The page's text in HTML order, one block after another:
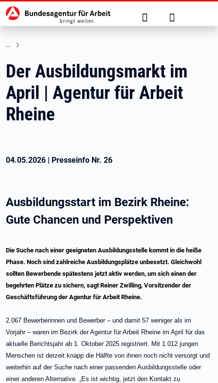
zu den Hauptinhalten springen
Hauptnavigation Suche Anmelden
Der Ausbildungsmarkt im
April | Agentur für Arbeit
Rheine
04.05.2026 | Presseinfo Nr. 26
Ausbildungsstart im Bezirk Rheine:
Gute Chancen und Perspektiven
Die Suche nach einer geeigneten Ausbildungsstelle kommt in die heiße
Phase. Noch sind zahlreiche Ausbildungsplätze unbesetzt. Gleichwohl
sollten Bewerbende spätestens jetzt aktiv werden, um sich einen der
begehrten Plätze zu sichern, sagt Reiner Zwilling, Vorsitzender der
Geschäftsführung der Agentur für Arbeit Rheine.
2.067 Bewerberinnen und Bewerber – und damit 57 weniger als im
Vorjahr – waren im Bezirk der Agentur für Arbeit Rheine im April für das
aktuelle Berichtsjahr ab 1. Oktober 2025 registriert. Mit 1.012 jungen
Menschen ist derzeit knapp die Hälfte von ihnen noch nicht versorgt und
weiterhin auf der Suche nach einer passenden Ausbildungsstelle oder
einer anderen Alternative. „Es ist wichtig, jetzt den Kontakt zu